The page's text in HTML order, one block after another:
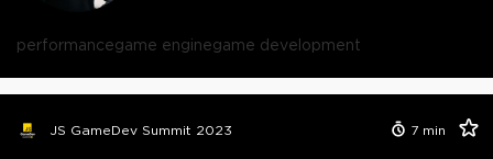
performancegame enginegame development
JS GameDev Summit 2023 7 min